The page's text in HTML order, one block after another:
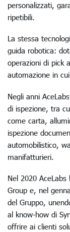
personalizzati,
ripetibili.
La stessa
guida robotica:
operazioni di pick
automazione in
Negli anni
di ispezione, tra
come carta,
ispezione
automobilistico,
manifatturieri.
Nel 2020
Group e, nel
del Gruppo,
al know-how di
offrire ai clienti